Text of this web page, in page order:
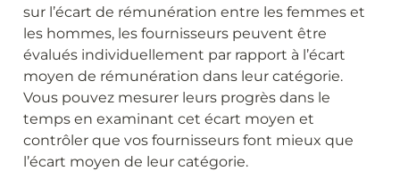
sur l’écart de rémunération entre les femmes et
les hommes, les fournisseurs peuvent être
évalués individuellement par rapport à l’écart
moyen de rémunération dans leur catégorie.
Vous pouvez mesurer leurs progrès dans le
temps en examinant cet écart moyen et
contrôler que vos fournisseurs font mieux que
l’écart moyen de leur catégorie.